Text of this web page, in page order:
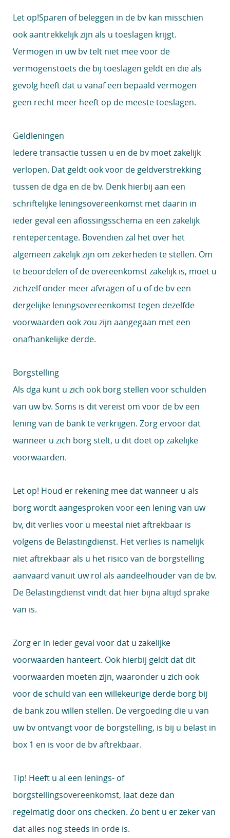
Let op!Sparen of beleggen in de bv kan misschien
ook aantrekkelijk zijn als u toeslagen krijgt.
Vermogen in uw bv telt niet mee voor de
vermogenstoets die bij toeslagen geldt en die als
gevolg heeft dat u vanaf een bepaald vermogen
geen recht meer heeft op de meeste toeslagen.
Geldleningen
Iedere transactie tussen u en de bv moet zakelijk
verlopen. Dat geldt ook voor de geldverstrekking
tussen de dga en de bv. Denk hierbij aan een
schriftelijke leningsovereenkomst met daarin in
ieder geval een aflossingsschema en een zakelijk
rentepercentage. Bovendien zal het over het
algemeen zakelijk zijn om zekerheden te stellen. Om
te beoordelen of de overeenkomst zakelijk is, moet u
zichzelf onder meer afvragen of u of de bv een
dergelijke leningsovereenkomst tegen dezelfde
voorwaarden ook zou zijn aangegaan met een
onafhankelijke derde.
Borgstelling
Als dga kunt u zich ook borg stellen voor schulden
van uw bv. Soms is dit vereist om voor de bv een
lening van de bank te verkrijgen. Zorg ervoor dat
wanneer u zich borg stelt, u dit doet op zakelijke
voorwaarden.
Let op! Houd er rekening mee dat wanneer u als
borg wordt aangesproken voor een lening van uw
bv, dit verlies voor u meestal niet aftrekbaar is
volgens de Belastingdienst. Het verlies is namelijk
niet aftrekbaar als u het risico van de borgstelling
aanvaard vanuit uw rol als aandeelhouder van de bv.
De Belastingdienst vindt dat hier bijna altijd sprake
van is.
Zorg er in ieder geval voor dat u zakelijke
voorwaarden hanteert. Ook hierbij geldt dat dit
voorwaarden moeten zijn, waaronder u zich ook
voor de schuld van een willekeurige derde borg bij
de bank zou willen stellen. De vergoeding die u van
uw bv ontvangt voor de borgstelling, is bij u belast in
box 1 en is voor de bv aftrekbaar.
Tip! Heeft u al een lenings- of
borgstellingsovereenkomst, laat deze dan
regelmatig door ons checken. Zo bent u er zeker van
dat alles nog steeds in orde is.